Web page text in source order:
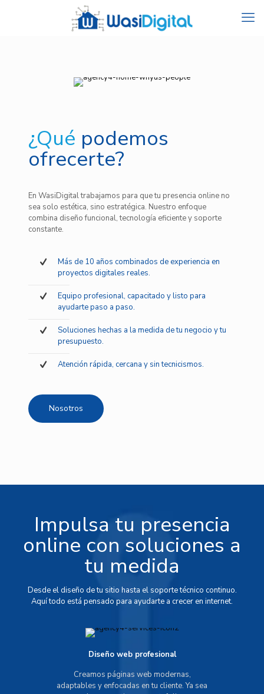
¿Qué podemos
ofrecerte?
En WasiDigital trabajamos para que tu presencia online no
sea solo estética, sino estratégica. Nuestro enfoque
combina diseño funcional, tecnología eficiente y soporte
constante.
Más de 10 años combinados de experiencia en
proyectos digitales reales.
Equipo profesional, capacitado y listo para
ayudarte paso a paso.
Soluciones hechas a la medida de tu negocio y tu
presupuesto.
Atención rápida, cercana y sin tecnicismos.
Nosotros
Impulsa tu presencia
online con soluciones a
tu medida
Desde el diseño de tu sitio hasta el soporte técnico continuo.
Aquí todo está pensado para ayudarte a crecer en internet.
Diseño web profesional
Creamos páginas web modernas,
adaptables y enfocadas en tu cliente. Ya sea